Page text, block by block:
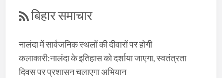
बिहार समाचार
नालंदा में सार्वजनिक स्थलों की दीवारों पर होगी
कलाकारी:नालंदा के इतिहास को दर्शाया जाएगा, स्वतंत्रता
दिवस पर प्रशासन चलाएगा अभियान